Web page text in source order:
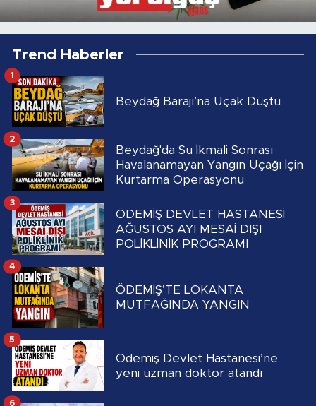
Trend Haberler
Beydağ Barajı’na Uçak Düştü
1
Beydağ'da Su İkmali Sonrası
Havalanamayan Yangın Uçağı İçin
Kurtarma Operasyonu
2
ÖDEMİŞ DEVLET HASTANESİ
AĞUSTOS AYI MESAİ DIŞI
POLİKLİNİK PROGRAMI
3
ÖDEMİŞ’TE LOKANTA
MUTFAĞINDA YANGIN
4
Ödemiş Devlet Hastanesi’ne
yeni uzman doktor atandı
5
6